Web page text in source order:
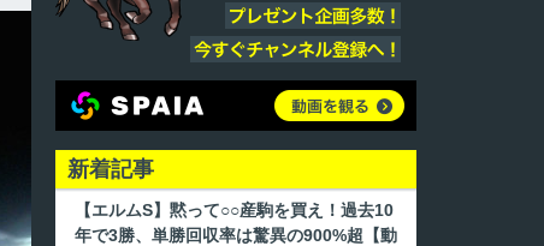
新着記事
【エルムS】黙って○○産駒を買え！過去10
年で3勝、単勝回収率は驚異の900%超【動